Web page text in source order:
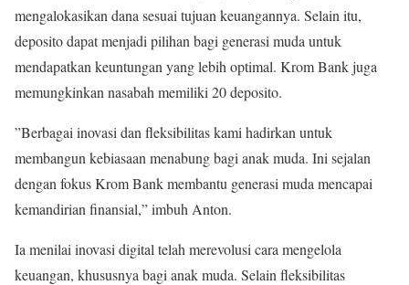
mengalokasikan dana sesuai tujuan keuangannya. Selain itu,
deposito dapat menjadi pilihan bagi generasi muda untuk
mendapatkan keuntungan yang lebih optimal. Krom Bank juga
memungkinkan nasabah memiliki 20 deposito.
”Berbagai inovasi dan fleksibilitas kami hadirkan untuk
membangun kebiasaan menabung bagi anak muda. Ini sejalan
dengan fokus Krom Bank membantu generasi muda mencapai
kemandirian finansial,” imbuh Anton.
Ia menilai inovasi digital telah merevolusi cara mengelola
keuangan, khususnya bagi anak muda. Selain fleksibilitas